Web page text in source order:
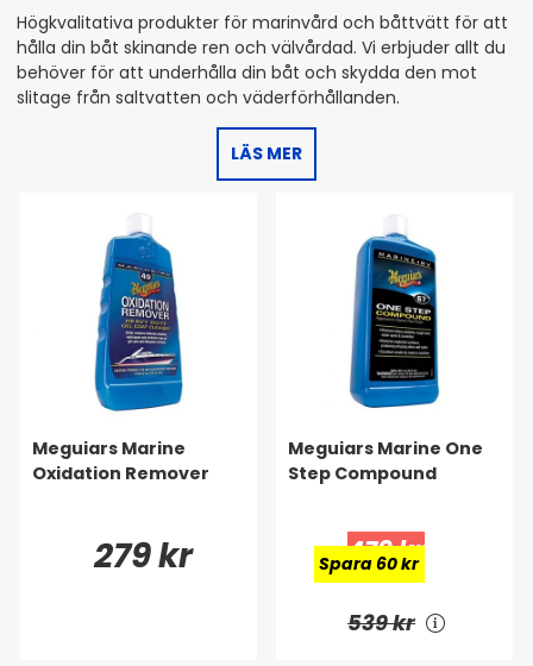
Högkvalitativa produkter för marinvård och båttvätt för att
hålla din båt skinande ren och välvårdad. Vi erbjuder allt du
behöver för att underhålla din båt och skydda den mot
slitage från saltvatten och väderförhållanden.
LÄS MER
Meguiars Marine
Oxidation Remover
279 kr
Meguiars Marine One
Step Compound
479 kr
Spara 60 kr
539 kr